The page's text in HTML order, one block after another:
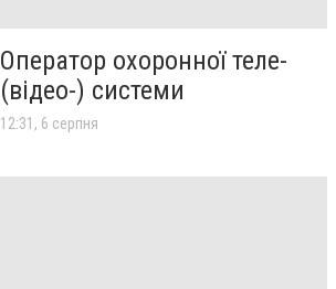
Оператор охоронної теле-
(відео-) системи
12:31, 6 серпня